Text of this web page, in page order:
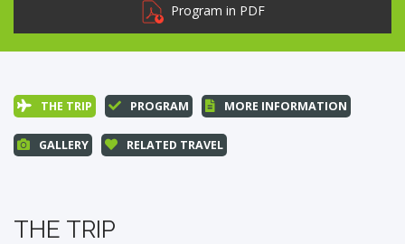
Program in PDF
THE TRIP PROGRAM MORE INFORMATION
GALLERY RELATED TRAVEL
THE TRIP